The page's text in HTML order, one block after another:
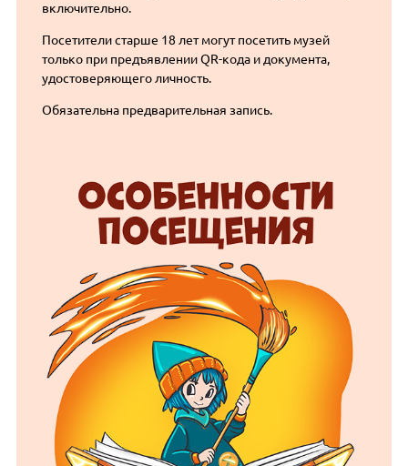
включительно.
Посетители старше 18 лет могут посетить музей
только при предъявлении QR-кода и документа,
удостоверяющего личность.
Обязательна предварительная запись.